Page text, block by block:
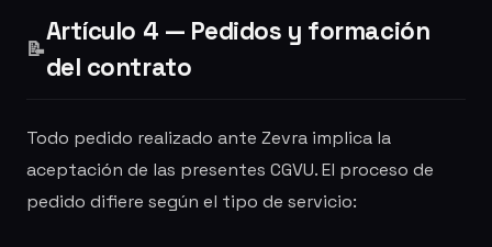
📝
Artículo 4 — Pedidos y formación
del contrato
Todo pedido realizado ante Zevra implica la
aceptación de las presentes CGVU. El proceso de
pedido difiere según el tipo de servicio: